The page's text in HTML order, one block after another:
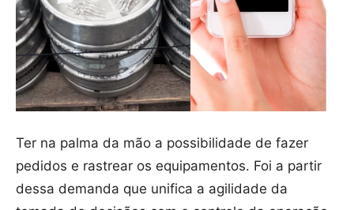
Ter na palma da mão a possibilidade de fazer
pedidos e rastrear os equipamentos. Foi a partir
dessa demanda que unifica a agilidade da